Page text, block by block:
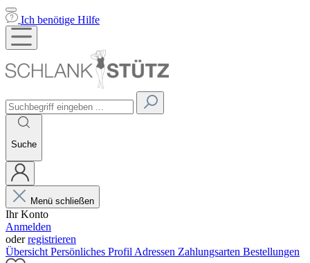
Ich benötige Hilfe
Suche
Menü schließen
Ihr Konto
Anmelden
oderregistrieren
Übersicht Persönliches Profil Adressen Zahlungsarten Bestellungen